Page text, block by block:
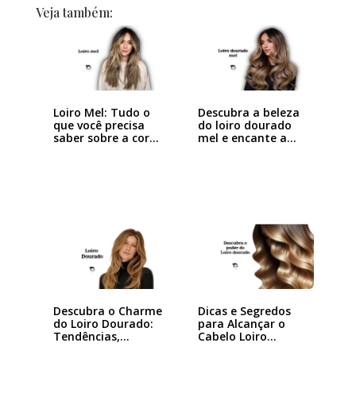
Veja também:
Loiro Mel: Tudo o
que você precisa
saber sobre a cor…
Descubra a beleza
do loiro dourado
mel e encante a…
Descubra o Charme
do Loiro Dourado:
Tendências,…
Dicas e Segredos
para Alcançar o
Cabelo Loiro…